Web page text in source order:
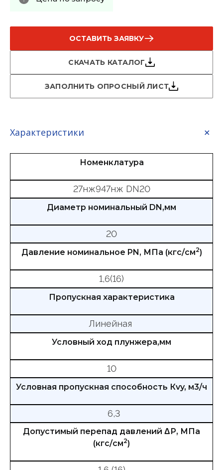
ОСТАВИТЬ ЗАЯВКУ
СКАЧАТЬ КАТАЛОГ
ЗАПОЛНИТЬ ОПРОСНЫЙ ЛИСТ
Характеристики
Номенклатура
27нж947нж DN20
Диаметр номинальный DN,мм
20
Давление номинальное PN, МПа (кгс/см2)
1,6(16)
Пропускная характеристика
Линейная
Условный ход плунжера,мм
10
Условная пропускная способность Кvy, м3/ч
6,3
Допустимый перепад давлений ΔР, МПа
(кгс/см2)